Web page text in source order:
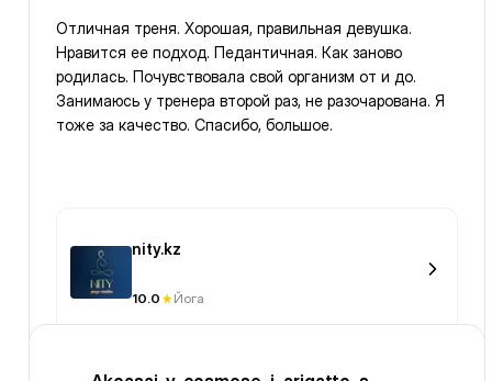
Отличная треня. Хорошая, правильная девушка.
Нравится ее подход. Педантичная. Как заново
родилась. Почувствовала свой организм от и до.
Занимаюсь у тренера второй раз, не разочарована. Я
тоже за качество. Спасибо, большое.
nity.kz
10.0 Йога